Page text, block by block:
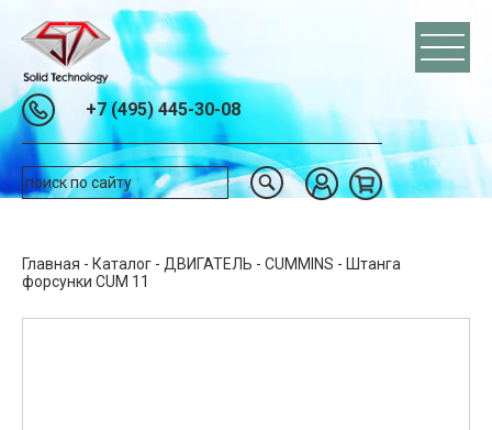
+7 (495) 445-30-08
Главная - Каталог - ДВИГАТЕЛЬ - CUMMINS - Штанга
форсунки CUM 11